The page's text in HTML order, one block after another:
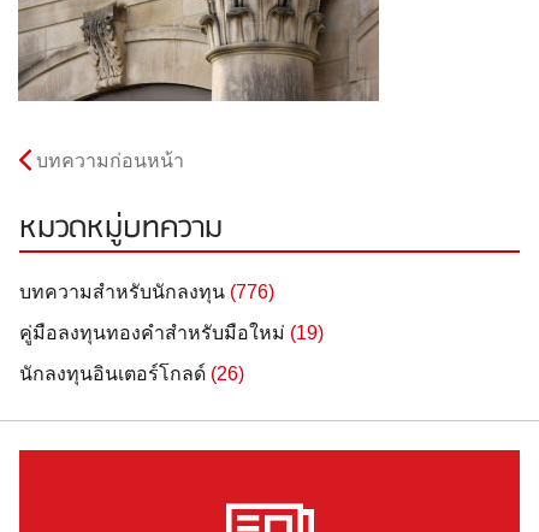
บทความก่อนหน้า
หมวดหมู่บทความ
บทความสำหรับนักลงทุน (776)
คู่มือลงทุนทองคำสำหรับมือใหม่ (19)
นักลงทุนอินเตอร์โกลด์ (26)